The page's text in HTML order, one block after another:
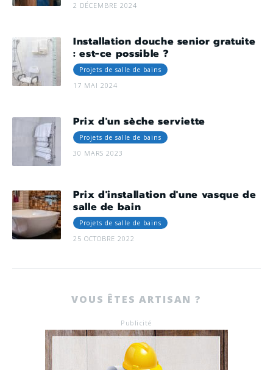
2 DÉCEMBRE 2024
Installation douche senior gratuite
: est-ce possible ?
Projets de salle de bains
17 MAI 2024
Prix d'un sèche serviette
Projets de salle de bains
30 MARS 2023
Prix d'installation d'une vasque de
salle de bain
Projets de salle de bains
25 OCTOBRE 2022
VOUS ÊTES ARTISAN ?
Publicité